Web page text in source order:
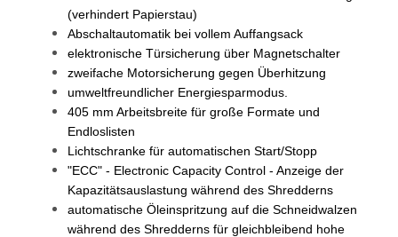
(verhindert Papierstau)
Abschaltautomatik bei vollem Auffangsack
elektronische Türsicherung über Magnetschalter
zweifache Motorsicherung gegen Überhitzung
umweltfreundlicher Energiesparmodus.
405 mm Arbeitsbreite für große Formate und
Endloslisten
Lichtschranke für automatischen Start/Stopp
"ECC" - Electronic Capacity Control - Anzeige der
Kapazitätsauslastung während des Shredderns
automatische Öleinspritzung auf die Schneidwalzen
während des Shredderns für gleichbleibend hohe